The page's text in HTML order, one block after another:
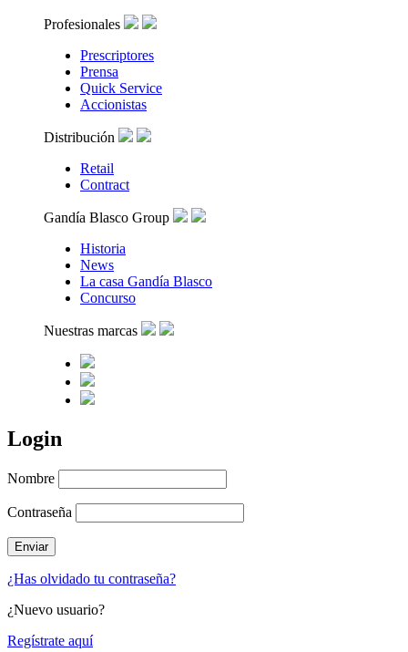
Profesionales
Prescriptores
Prensa
Quick Service
Accionistas
Distribución
Retail
Contract
Gandía Blasco Group
Historia
News
La casa Gandía Blasco
Concurso
Nuestras marcas
Login
Nombre
Contraseña
¿Has olvidado tu contraseña?
¿Nuevo usuario?
Regístrate aquí